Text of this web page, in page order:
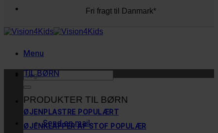
Fri fragt til Danmark*
Menu
Søg
efter:
Send en mail
TIL BØRN
PRODUKTER TIL BØRN
ØJENPLASTRE
ØJENKLAPPER AF STOF